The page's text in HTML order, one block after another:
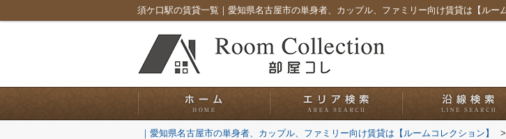
｜愛知県名古屋市の単身者、カップル、ファミリー向け賃貸は【ルームコレクション】 >